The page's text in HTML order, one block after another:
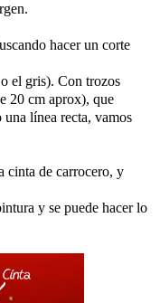
hacer un corte
el gris). Con trozos
20 cm aprox), que
una línea recta, vamos
cinta de carrocero, y
y se puede hacer lo